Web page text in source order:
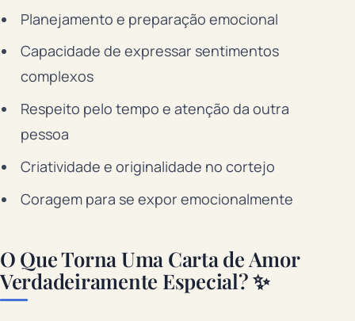
Planejamento e preparação emocional
Capacidade de expressar sentimentos
complexos
Respeito pelo tempo e atenção da outra
pessoa
Criatividade e originalidade no cortejo
Coragem para se expor emocionalmente
O Que Torna Uma Carta de Amor
Verdadeiramente Especial? ✨